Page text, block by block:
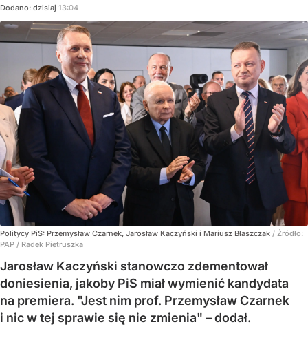
Dodano: dzisiaj 13:04
Politycy PiS: Przemysław Czarnek, Jarosław Kaczyński i Mariusz Błaszczak / Źródło:
PAP / Radek Pietruszka
Jarosław Kaczyński stanowczo zdementował
doniesienia, jakoby PiS miał wymienić kandydata
na premiera. "Jest nim prof. Przemysław Czarnek
i nic w tej sprawie się nie zmienia" – dodał.